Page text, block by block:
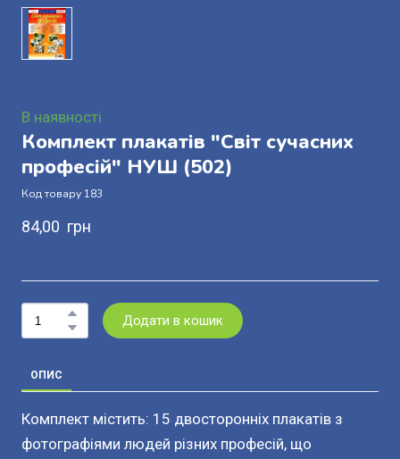
В наявності
Комплект плакатів "Світ сучасних
професій" НУШ (502)
Код товару 183
84,00  грн
Додати в кошик
ОПИС
Комплект містить: 15 двосторонніх плакатів з
фотографіями людей різних професій, що